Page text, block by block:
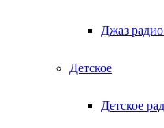
Джаз
Детское
Детское